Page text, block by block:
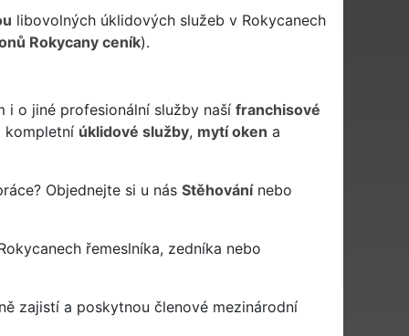
libovolných úklidových služeb v Rokycanech
Rokycany ceník).
i o jiné profesionální služby naší franchisové
kompletní úklidové služby, mytí oken a
Objednejte si u nás Stěhovánínebo
řemeslníka, zedníka nebo
zajistí a poskytnou členové mezinárodní